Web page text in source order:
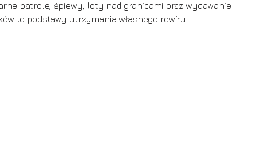
patrole, śpiewy, loty nad granicami oraz wydawanie
to podstawy utrzymania własnego rewiru.